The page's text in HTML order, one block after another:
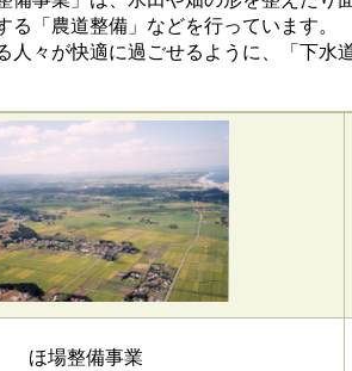
「農道整備」などを行っています。
々が快適に過ごせるように、「下水
ほ場整備事業